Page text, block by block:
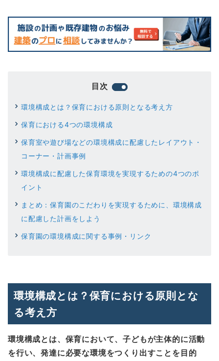
目次
環境構成とは？保育における原則となる考え方
保育における4つの環境構成
保育室や遊び場などの環境構成に配慮したレイアウト・
コーナー・計画事例
環境構成に配慮した保育環境を実現するための4つのポ
イント
まとめ：保育園のこだわりを実現するために、環境構成
に配慮した計画をしよう
保育園の環境構成に関する事例・リンク
環境構成とは？保育における原則とな
る考え方
環境構成とは、保育において、子どもが主体的に活動
を行い、発達に必要な環境をつくり出すことを目的